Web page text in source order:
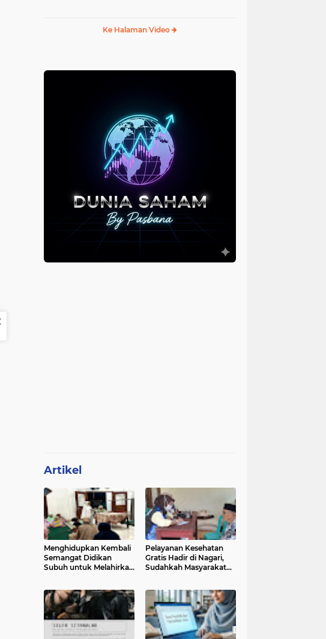
Ke Halaman Video
Artikel
Menghidupkan Kembali
Semangat Didikan
Subuh untuk Melahirkan
Pelayanan Kesehatan
Gratis Hadir di Nagari,
Sudahkah Masyarakat